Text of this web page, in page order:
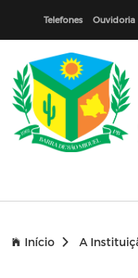
Telefones Ouvidoria
Início A